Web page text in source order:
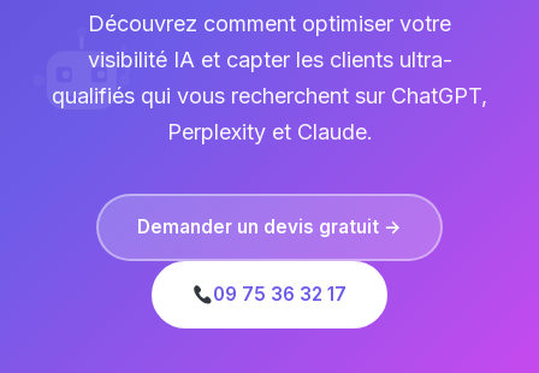
Découvrez comment optimiser votre
visibilité IA et capter les clients ultra-
qualifiés qui vous recherchent sur ChatGPT,
Perplexity et Claude.
Demander un devis gratuit →
09 75 36 32 17